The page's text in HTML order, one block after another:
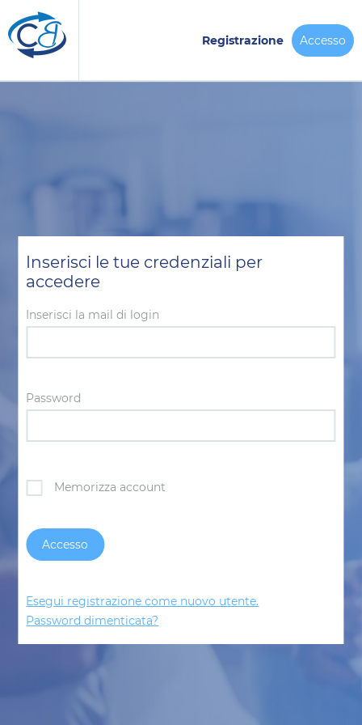
Registrazione Accesso
Inserisci le tue credenziali per
accedere
Inserisci la mail di login
Password
Memorizza account
Esegui registrazione come nuovo utente.
Password dimenticata?